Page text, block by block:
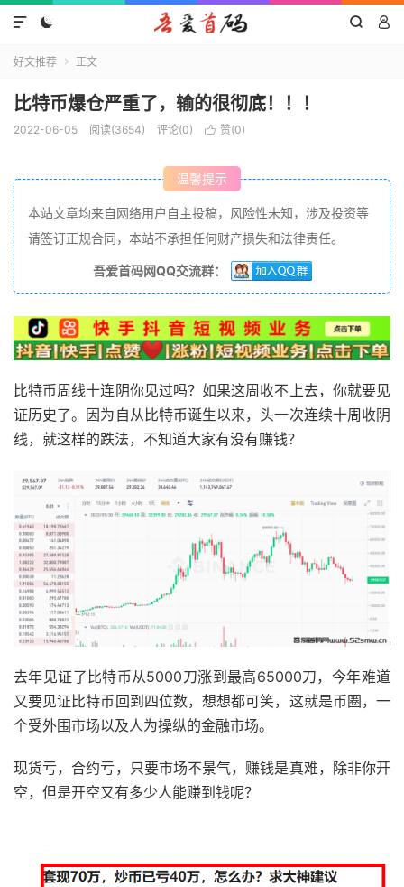
  

好文推荐  正文
比特币爆仓严重了，输的很彻底！！！
2022-06-05 阅读(3654) 评论(0)  赞(0)
温馨提示
本站文章均来自网络用户自主投稿，风险性未知，涉及投资等
请签订正规合同，本站不承担任何财产损失和法律责任。
吾爱首码网QQ交流群：
比特币周线十连阴你见过吗？如果这周收不上去，你就要见
证历史了。因为自从比特币诞生以来，头一次连续十周收阴
线，就这样的跌法，不知道大家有没有赚钱？
去年见证了比特币从5000刀涨到最高65000刀，今年难道
又要见证比特币回到四位数，想想都可笑，这就是币圈，一
个受外围市场以及人为操纵的金融市场。
现货亏，合约亏，只要市场不景气，赚钱是真难，除非你开
空，但是开空又有多少人能赚到钱呢？